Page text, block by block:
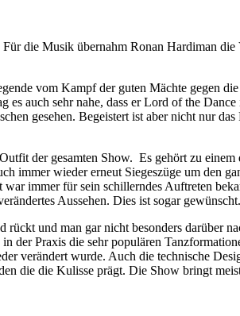
die Musik übernahm Ronan Hardiman
vom Kampf der guten Mächte gegen
auch sehr nahe, dass er Lord of the
gesehen. Begeistert ist aber nicht nur
der gesamten Show. Es gehört zu
immer wieder erneut Siegeszüge um den
immer für sein schillerndes Auftreten
Aussehen. Dies ist sogar gewünscht.
und man gar nicht besonders darüber
der Praxis die sehr populären
verändert wurde. Auch die technische
die die Kulisse prägt. Die Show bringt